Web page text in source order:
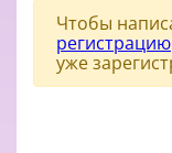
Чтобы
регистрацию
уже